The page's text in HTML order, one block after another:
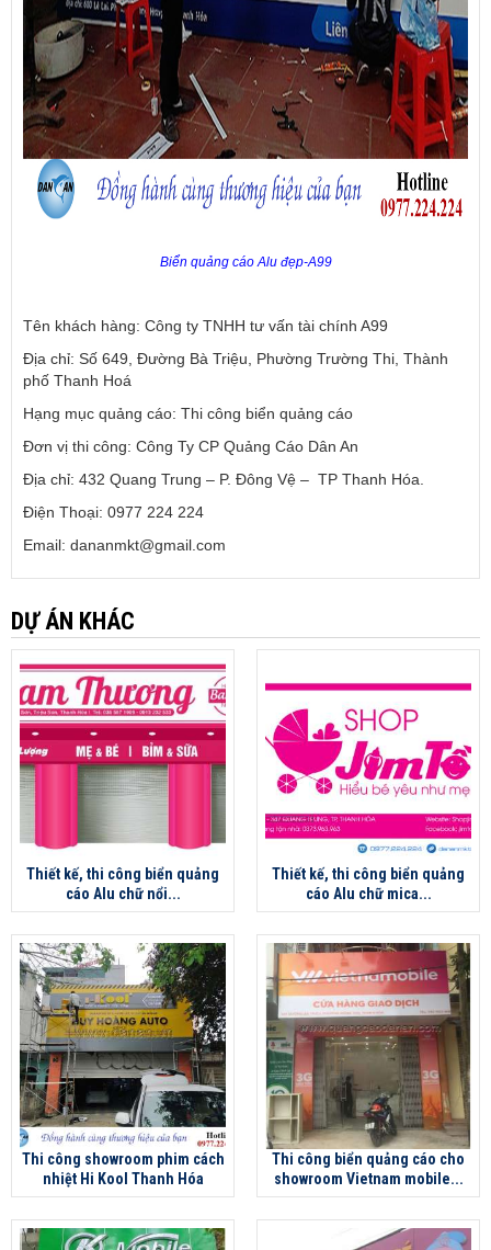
Biển quảng cáo Alu đẹp-A99
Tên khách hàng: Công ty TNHH tư vấn tài chính A99
Địa chỉ: Số 649, Đường Bà Triệu, Phường Trường Thi, Thành
phố Thanh Hoá
Hạng mục quảng cáo: Thi công biển quảng cáo
Đơn vị thi công: Công Ty CP Quảng Cáo Dân An
Địa chỉ: 432 Quang Trung – P. Đông Vệ – TP Thanh Hóa.
Điện Thoại: 0977 224 224
Email: dananmkt@gmail.com
DỰ ÁN KHÁC
Thiết kế, thi công biển quảng
cáo Alu chữ nổi...
Thiết kế, thi công biển quảng
cáo Alu chữ mica...
Thi công showroom phim cách
nhiệt Hi Kool Thanh Hóa
Thi công biển quảng cáo cho
showroom Vietnam mobile...